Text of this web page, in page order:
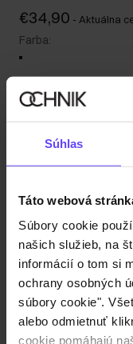
Súhlas
Táto webová
Súbory cookie
našich služieb, na
informácií o tom si
ochrany osobných
súbory cookie".
alebo odmietnuť
cookie pomáhajú
€34,90 - Aktuálna
Farba:
Odoslanie do 1
Popis produktu
Zloženie a
Recenzie